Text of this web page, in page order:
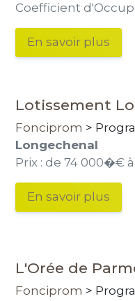
Coefficient
En savoir plus
Lotissement
Fonciprom >
Longechenal
Prix : de 74 000�€
En savoir plus
L'Orée de
Fonciprom >